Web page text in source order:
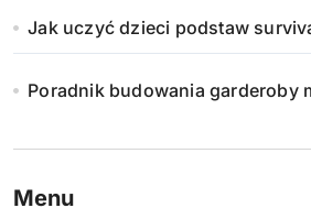
Jak uczyć dzieci podstaw
Poradnik budowania garderoby
Menu